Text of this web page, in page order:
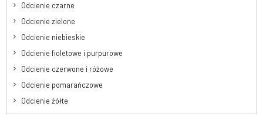
Odcienie czarne
Odcienie zielone
Odcienie niebieskie
Odcienie fioletowe i purpurowe
Odcienie czerwone i różowe
Odcienie pomarańczowe
Odcienie żółte